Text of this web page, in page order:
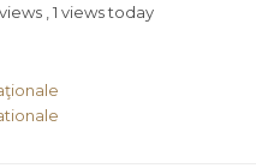
, 1 views today